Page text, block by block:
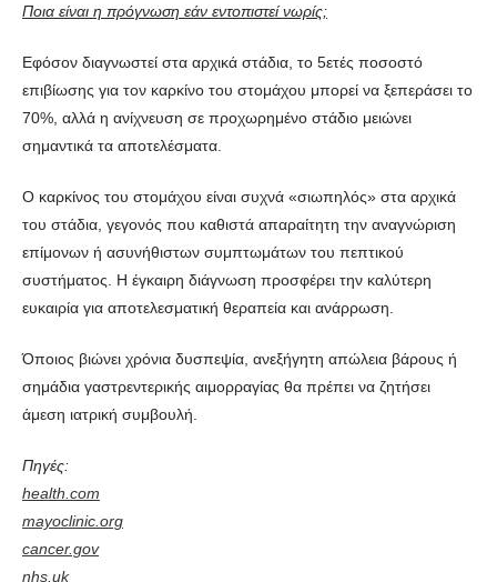
Ποια είναι η πρόγνωση εάν εντοπιστεί νωρίς;
Εφόσον διαγνωστεί στα αρχικά στάδια, το 5ετές ποσοστό
επιβίωσης για τον καρκίνο του στομάχου μπορεί να ξεπεράσει το
70%, αλλά η ανίχνευση σε προχωρημένο στάδιο μειώνει
σημαντικά τα αποτελέσματα.
Ο καρκίνος του στομάχου είναι συχνά «σιωπηλός» στα αρχικά
του στάδια, γεγονός που καθιστά απαραίτητη την αναγνώριση
επίμονων ή ασυνήθιστων συμπτωμάτων του πεπτικού
συστήματος. Η έγκαιρη διάγνωση προσφέρει την καλύτερη
ευκαιρία για αποτελεσματική θεραπεία και ανάρρωση.
Όποιος βιώνει χρόνια δυσπεψία, ανεξήγητη απώλεια βάρους ή
σημάδια γαστρεντερικής αιμορραγίας θα πρέπει να ζητήσει
άμεση ιατρική συμβουλή.
Πηγές:
health.com
mayoclinic.org
cancer.gov
nhs.uk